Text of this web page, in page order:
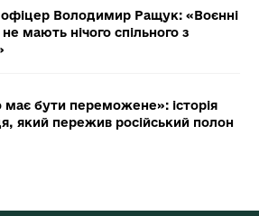
офіцер Володимир Ращук: «Воєнні
мають нічого спільного з
має бути переможене»: історія
який пережив російський полон